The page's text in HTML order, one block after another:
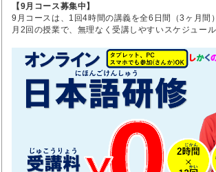
【9月コース募集中】
9月コースは、1回4時間の講義を全6日間（3ヶ月間
月2回の授業で、無理なく受講しやすいスケジュール